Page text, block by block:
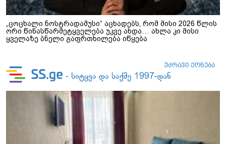
„ცოცხალი ნოსტრადამუსი“ აცხადებს, რომ მისი 2026 წლის
ორი წინასწარმეტყველება უკვე ახდა… ახლა კი მისი
ყველაზე ბნელი გაფრთხილება იწყება